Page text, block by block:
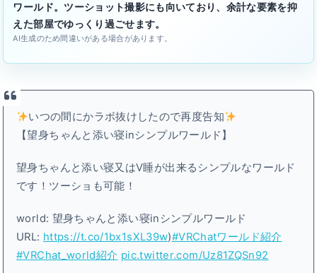
ワールド。ツーショット撮影にも向いており、余計な要素を抑
えた部屋でゆっくり過ごせます。
AI生成のため間違いがある場合があります。
いつの間にかラボ抜けしたので再度告知
【望身ちゃんと添い寝inシンプルワールド】
望身ちゃんと添い寝又はV睡が出来るシンプルなワールド
です！ツーショも可能！
world: 望身ちゃんと添い寝inシンプルワールド
URL: https://t.co/1bx1sXL39w)#VRChatワールド紹介
#VRChat_world紹介 pic.twitter.com/Uz81ZQSn92